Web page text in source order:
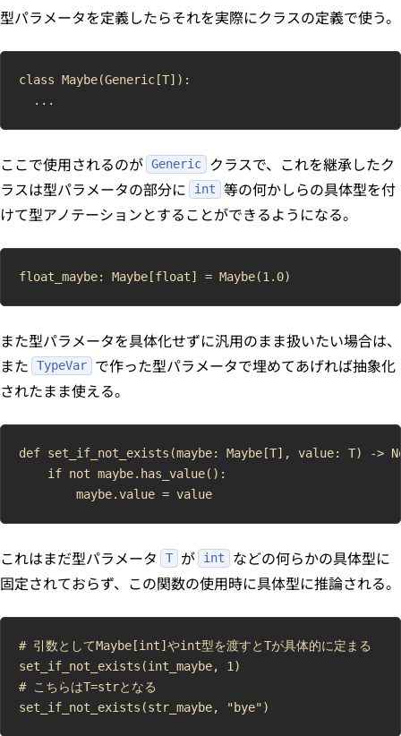
型パラメータを定義したらそれを実際にクラスの定義で使う。
class Maybe(Generic[T]):
ここで使用されるのが Generic
クラスで、これを継承したク
ラスは型パラメータの部分に
int
等の何かしらの具体型を付
けて型アノテーションとすることができるようになる。
また型パラメータを具体化せずに汎用のまま扱いたい場合は、
また
TypeVar
で作った型パラメータで埋めてあげれば抽象化
されたまま使える。
def set_if_not_exists(maybe: Maybe[T], value: T) ->
    if not maybe.has_value():
これはまだ型パラメータ T が int
などの何らかの具体型に
固定されておらず、この関数の使用時に具体型に推論される。
# 引数としてMaybe[int]やint型を渡すとTが具体的に定まる
set_if_not_exists(int_maybe, 1)
# こちらはT=strとなる